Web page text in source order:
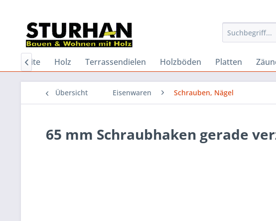
Startseite Holz Terrassendielen Holzböden Platten

Übersicht Eisenwaren Schrauben, Nägel
65 mm Schraubhaken gerade